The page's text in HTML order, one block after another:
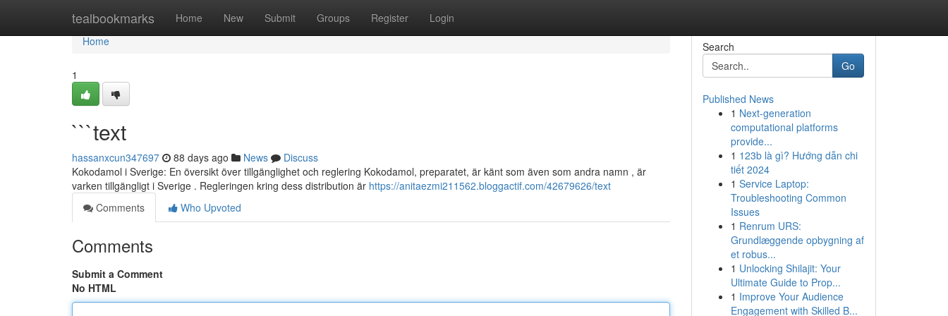
tealbookmarks Home New Submit Groups Register Login
Home
Home
1
```text
hassanxcun347697 88 days ago News
Discuss
Kokodamol i Sverige: En översikt över tillgänglighet och reglering Kokodamol, preparatet, är känt som även som andra namn , är
varken tillgängligt i Sverige . Regleringen kring dess distribution är https://anitaezmi211562.bloggactif.com/42679626/text
Comments
Who Upvoted
Comments
Submit a Comment
No HTML
Search
Go
Published News
1 Next-generation
computational platforms
provide...
1 123b là gì? Hướng dẫn chi
tiết 2024
1 Service Laptop:
Troubleshooting Common
Issues
1 Renrum URS:
Grundlæggende opbygning af
et robus...
1 Unlocking Shilajit: Your
Ultimate Guide to Prop...
1 Improve Your Audience
Engagement with Skilled B...